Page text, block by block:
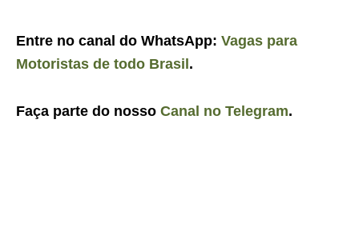
Entre no canal do WhatsApp: Vagas para
Motoristas de todo Brasil.
Faça parte do nosso Canal no Telegram.